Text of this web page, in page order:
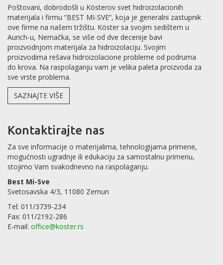
Poštovani, dobrodošli u Kösterov svet hidroizolacionih
materijala i firmu “BEST MI-SVE“, koja je generalni zastupnik
ove firme na našem tržištu. Köster sa svojim sedištem u
Aurich-u, Nemačka, se više od dve decenije bavi
proizvodnjom materijala za hidroizolaciju. Svojim
proizvodima rešava hidroizolacione probleme od podruma
do krova. Na raspolaganju vam je velika paleta proizvoda za
sve vrste problema.
SAZNAJTE VIŠE
Kontaktirajte nas
Za sve informacije o materijalima, tehnologijama primene,
mogućnosti ugradnje ili edukaciju za samostalnu primenu,
stojimo Vam svakodnevno na raspolaganju.
Best Mi-Sve
Svetosavska 4/3, 11080 Zemun
Tel: 011/3739-234
Fax: 011/2192-286
E-mail: office@koster.rs